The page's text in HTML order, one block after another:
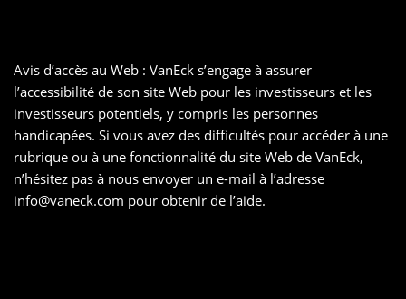
Avis d’accès au Web : VanEck s’engage à assurer
l’accessibilité de son site Web pour les investisseurs et les
investisseurs potentiels, y compris les personnes
handicapées. Si vous avez des difficultés pour accéder à une
rubrique ou à une fonctionnalité du site Web de VanEck,
n’hésitez pas à nous envoyer un e-mail à l’adresse
info@vaneck.com pour obtenir de l’aide.